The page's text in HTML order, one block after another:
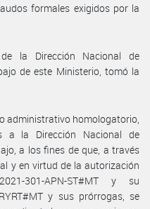
formales exigidos por la
la Dirección Nacional de
de este Ministerio, tomó la
administrativo homologatorio,
a la Dirección Nacional de
a los fines de que, a través
y en virtud de la autorización
301-APN-ST#MT y su
y sus prórrogas, se